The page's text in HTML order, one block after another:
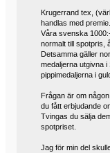
Krugerrand tex,
handlas med premie.
Våra svenska
normalt till spotpris,
Detsamma gäller
medaljerna utgivna
pippimedaljerna i
Frågan är om
du fått erbjudande
Tvingas du sälja
spotpriset.
Jag för min del